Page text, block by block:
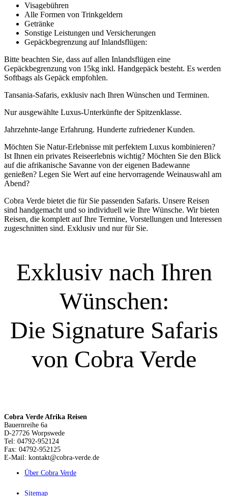
Visagebühren
Alle Formen von Trinkgeldern
Getränke
Sonstige Leistungen und Versicherungen
Gepäckbegrenzung auf Inlandsflügen:
Bitte beachten Sie, dass auf allen Inlandsflügen eine
Gepäckbegrenzung von 15kg inkl. Handgepäck besteht. Es werden
Softbags als Gepäck empfohlen.
Tansania-Safaris, exklusiv nach Ihren Wünschen und Terminen.
Nur ausgewählte Luxus-Unterkünfte der Spitzenklasse.
Jahrzehnte-lange Erfahrung. Hunderte zufriedener Kunden.
Möchten Sie Natur-Erlebnisse mit perfektem Luxus kombinieren?
Ist Ihnen ein privates Reiseerlebnis wichtig? Möchten Sie den Blick
auf die afrikanische Savanne von der eigenen Badewanne
genießen? Legen Sie Wert auf eine hervorragende Weinauswahl am
Abend?
Cobra Verde bietet die für Sie passenden Safaris. Unsere Reisen
sind handgemacht und so individuell wie Ihre Wünsche. Wir bieten
Reisen, die komplett auf Ihre Termine, Vorstellungen und Interessen
zugeschnitten sind. Exklusiv und nur für Sie.
Exklusiv nach Ihren
Wünschen:
Die Signature Safaris
von Cobra Verde
Cobra Verde Afrika Reisen
Bauernreihe 6a
D-27726 Worpswede
Tel: 04792-952124
Fax: 04792-952125
E-Mail: kontakt@cobra-verde.de
Über Cobra Verde
Sitemap